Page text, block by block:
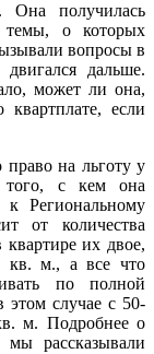
Она получилась
темы, о которых
вопросы в
дальше.
может ли она,
если
на льготу у
того, с кем она
Региональному
от количества
их двое,
кв. м., а все что
по полной
случае с 50-
м. Подробнее о
мы рассказывали